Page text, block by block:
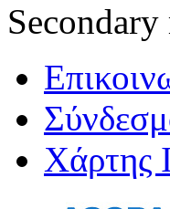
Secondary
Χάρτης